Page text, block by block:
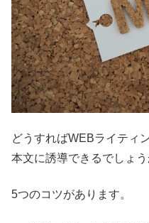
どうすればWEBライティ
本文に誘導できるでしょう
5つのコツがあります。